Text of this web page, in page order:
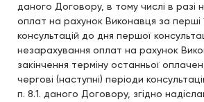
даного Договору, в тому числі в разі
оплат на рахунок Виконавця за перші
консультацій до дня першої
незарахування оплат на рахунок
закінчення терміну останньої
чергові (наступні) періоди
п. 8.1. даного Договору, згідно